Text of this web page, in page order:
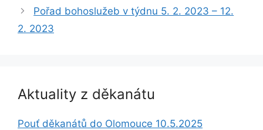
Pořad bohoslužeb v týdnu 5. 2. 2023 – 12.
2. 2023
Aktuality z děkanátu
Pouť děkanátů do Olomouce 10.5.2025